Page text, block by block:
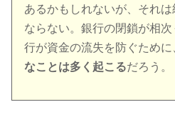
あるかもしれないが、それ
ならない。銀行の閉鎖が相
行が資金の流失を防ぐために
なことは多く起こるだろう。